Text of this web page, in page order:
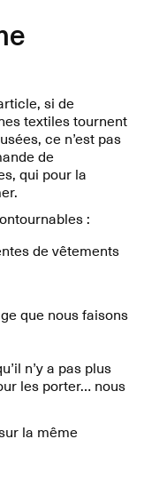
si de
textiles tournent
ce n’est pas
de
qui pour la
:
de vêtements
que nous faisons
n’y a pas plus
les porter… nous
la même